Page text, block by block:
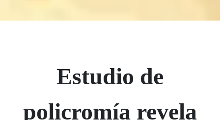
Estudio de
policromía revela